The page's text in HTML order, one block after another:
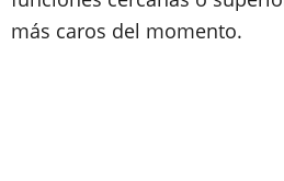
más caros del momento.